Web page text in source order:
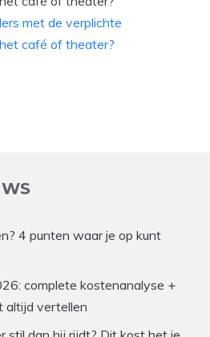
4 punten waar je op kunt
complete kostenanalyse +
altijd vertellen